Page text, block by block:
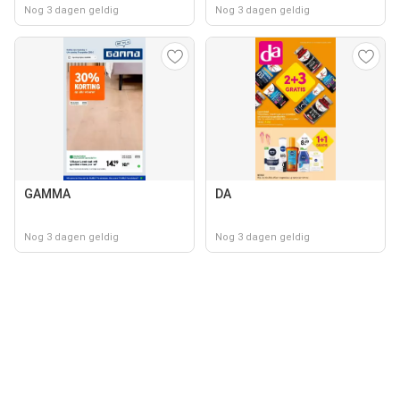
Nog 3 dagen geldig Nog 3 dagen geldig
GAMMA
Nog 3 dagen geldig
DA
Nog 3 dagen geldig